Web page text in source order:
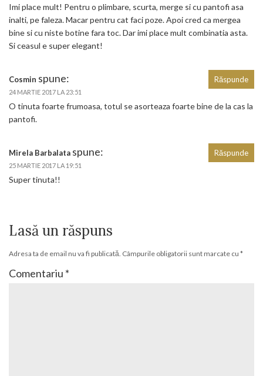
Imi place mult! Pentru o plimbare, scurta, merge si cu pantofi asa
inalti, pe faleza. Macar pentru cat faci poze. Apoi cred ca mergea
bine si cu niste botine fara toc. Dar imi place mult combinatia asta.
Si ceasul e super elegant!
Cosmin spune:
24 MARTIE 2017 LA 23:51
O tinuta foarte frumoasa, totul se asorteaza foarte bine de la cas la
pantofi.
Răspunde
Mirela Barbalata spune:
25 MARTIE 2017 LA 19:51
Super tinuta!!
Răspunde
Lasă un răspuns
Adresa ta de email nu va fi publicată. Câmpurile obligatorii sunt marcate cu *
Comentariu *